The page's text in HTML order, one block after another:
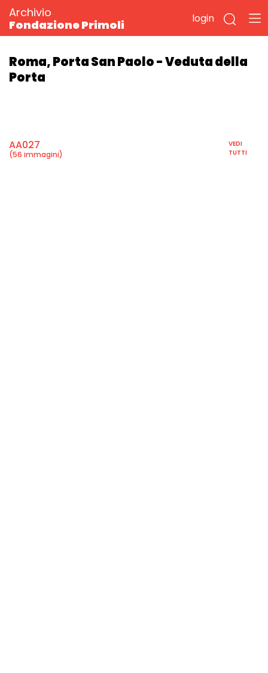
Archivio
Fondazione Primoli
login
Roma, Porta San Paolo - Veduta della
Porta
AA027
(56 immagini)
VEDI
TUTTI